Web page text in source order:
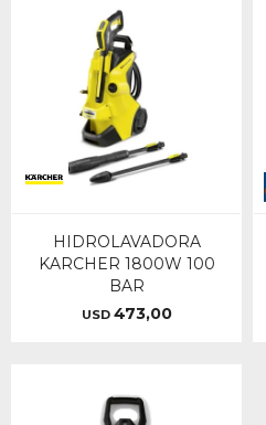
HIDROLAVADORA
KARCHER 1800W 100
BAR
USD 473,00